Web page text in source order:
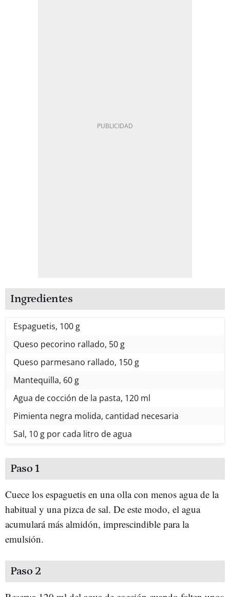
Ingredientes
Espaguetis, 100 g
Queso pecorino rallado, 50 g
Queso parmesano rallado, 150 g
Mantequilla, 60 g
Agua de cocción de la pasta, 120 ml
Pimienta negra molida, cantidad necesaria
Sal, 10 g por cada litro de agua
Paso 1
Cuece los espaguetis en una olla con menos agua de la
habitual y una pizca de sal. De este modo, el agua
acumulará más almidón, imprescindible para la
emulsión.
Paso 2